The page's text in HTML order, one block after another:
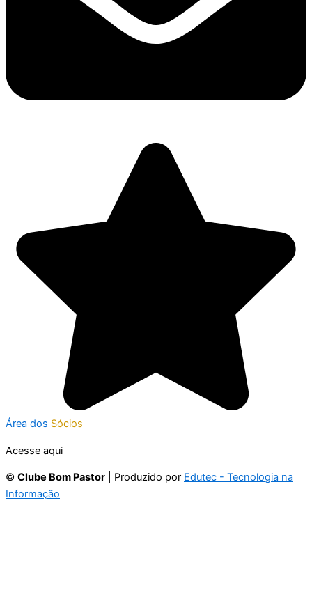
Área dos Sócios
Acesse aqui
© Clube Bom Pastor | Produzido por Edutec - Tecnologia na
Informação